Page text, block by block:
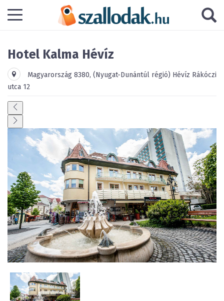
Hotel Kalma Hévíz
Magyarország 8380, (Nyugat-Dunántúl régió) Hévíz Rákóczi
utca 12